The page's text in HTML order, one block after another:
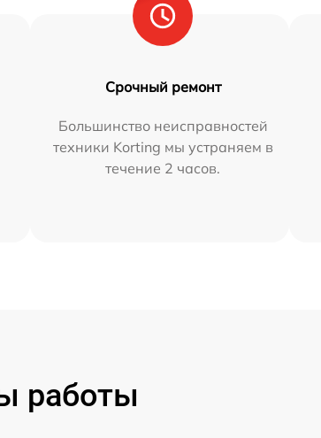
Срочный ремонт
Большинство неисправностей
техники Korting мы устраняем в
течение 2 часов.
работы